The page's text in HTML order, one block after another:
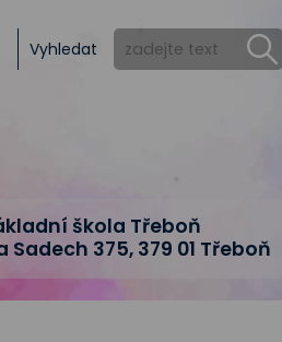
škola Třeboň
Sadech 375,379 01 Třeboň
Vyhledat